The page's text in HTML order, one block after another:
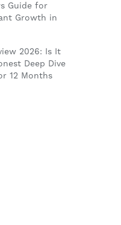
Guide for
Growth in
2026: Is It
Deep Dive
12 Months